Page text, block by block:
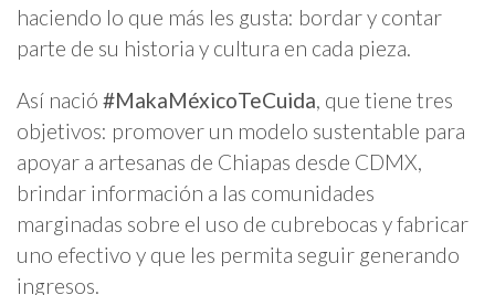
haciendo lo que más les gusta: bordar y contar
parte de su historia y cultura en cada pieza.
Así nació #MakaMéxicoTeCuida, que tiene tres
objetivos: promover un modelo sustentable para
apoyar a artesanas de Chiapas desde CDMX,
brindar información a las comunidades
marginadas sobre el uso de cubrebocas y fabricar
uno efectivo y que les permita seguir generando
ingresos.